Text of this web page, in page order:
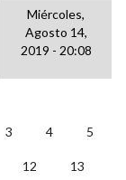
Miércoles,
Agosto 14,
2019 - 20:08
3 4 5
12 13